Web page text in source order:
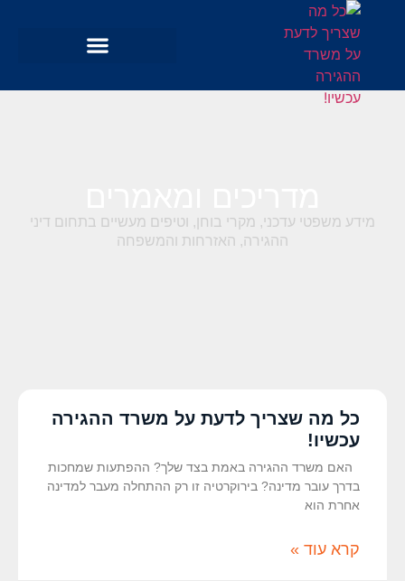
מידע משפטי עדכני, מקרי בוחן, וטיפים מעשיים בתחום דיני
ההגירה, האזרחות והמשפחה
כל מה שצריך לדעת על משרד ההגירה
עכשיו!
האם משרד ההגירה באמת בצד שלך? ההפתעות שמחכות
בדרך עובר מדינה? בירוקרטיה זו רק ההתחלה מעבר למדינה
אחרת הוא
קרא עוד »